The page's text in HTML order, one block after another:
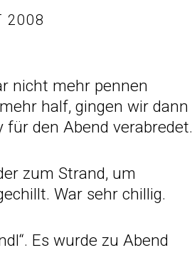
2008
nicht mehr pennen
half, gingen wir dann
den Abend verabredet.
zum Strand, um
War sehr chillig.
Es wurde zu Abend